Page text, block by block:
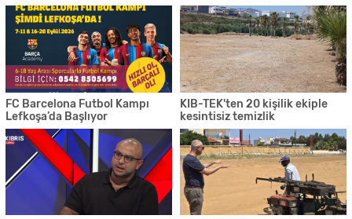
FC Barcelona Futbol Kampı
Lefkoşa’da Başlıyor
KIB-TEK'ten 20 kişilik ekiple
kesintisiz temizlik